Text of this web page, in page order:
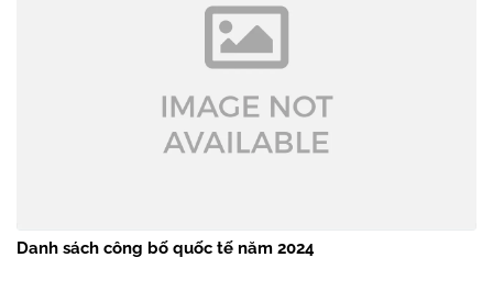
Danh sách công bố quốc tế năm 2024